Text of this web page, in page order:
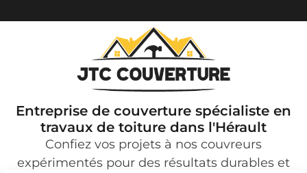
Entreprise de couverture spécialiste en
travaux de toiture dans l'Hérault
Confiez vos projets à nos couvreurs
expérimentés pour des résultats durables et